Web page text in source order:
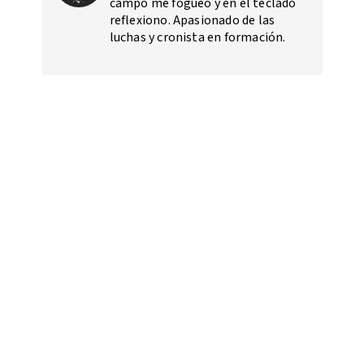
reflexiono. Apasionado de las
luchas y cronista en formación.